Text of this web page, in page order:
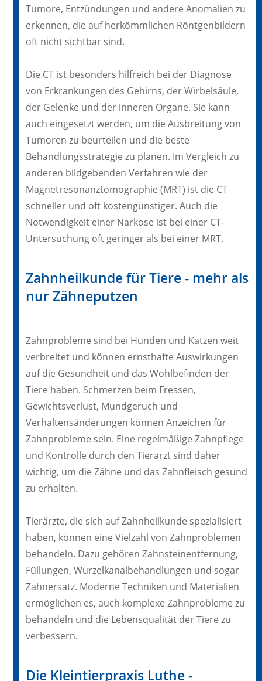
Tumore, Entzündungen und andere Anomalien zu
erkennen, die auf herkömmlichen Röntgenbildern
oft nicht sichtbar sind.
Die CT ist besonders hilfreich bei der Diagnose
von Erkrankungen des Gehirns, der Wirbelsäule,
der Gelenke und der inneren Organe. Sie kann
auch eingesetzt werden, um die Ausbreitung von
Tumoren zu beurteilen und die beste
Behandlungsstrategie zu planen. Im Vergleich zu
anderen bildgebenden Verfahren wie der
Magnetresonanztomographie (MRT) ist die CT
schneller und oft kostengünstiger. Auch die
Notwendigkeit einer Narkose ist bei einer CT-
Untersuchung oft geringer als bei einer MRT.
Zahnheilkunde für Tiere - mehr als
nur Zähneputzen
Zahnprobleme sind bei Hunden und Katzen weit
verbreitet und können ernsthafte Auswirkungen
auf die Gesundheit und das Wohlbefinden der
Tiere haben. Schmerzen beim Fressen,
Gewichtsverlust, Mundgeruch und
Verhaltensänderungen können Anzeichen für
Zahnprobleme sein. Eine regelmäßige Zahnpflege
und Kontrolle durch den Tierarzt sind daher
wichtig, um die Zähne und das Zahnfleisch gesund
zu erhalten.
Tierärzte, die sich auf Zahnheilkunde spezialisiert
haben, können eine Vielzahl von Zahnproblemen
behandeln. Dazu gehören Zahnsteinentfernung,
Füllungen, Wurzelkanalbehandlungen und sogar
Zahnersatz. Moderne Techniken und Materialien
ermöglichen es, auch komplexe Zahnprobleme zu
behandeln und die Lebensqualität der Tiere zu
verbessern.
Die Kleintierpraxis Luthe -